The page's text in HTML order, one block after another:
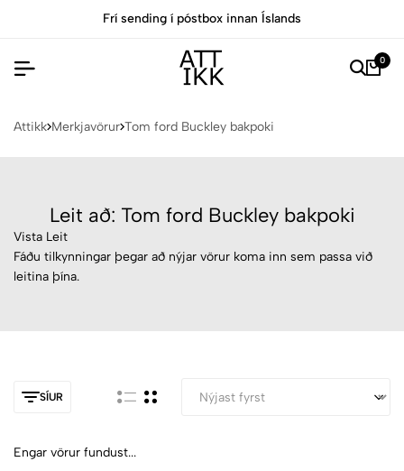
Frí sending í póstbox innan Íslands
0
Attikk Merkjavörur Tom ford Buckley bakpoki
Leit að: Tom ford Buckley bakpoki
Vista Leit
Fáðu tilkynningar þegar að nýjar vörur koma inn sem passa við
leitina þína.
SÍUR
Engar vörur fundust...